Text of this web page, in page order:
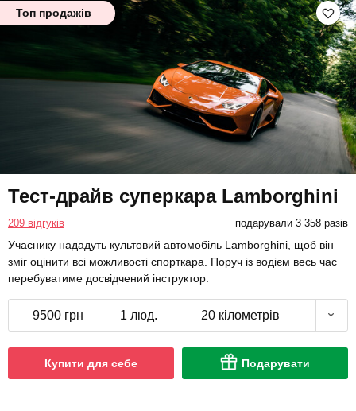
Топ продажів
Тест-драйв суперкара Lamborghini
209 відгуків подарували 3 358 разів
Учаснику нададуть культовий автомобіль Lamborghini, щоб він
зміг оцінити всі можливості спорткара. Поруч із водієм весь час
перебуватиме досвідчений інструктор.
9500 грн 1 люд. 20 кілометрів
Купити для себе Подарувати